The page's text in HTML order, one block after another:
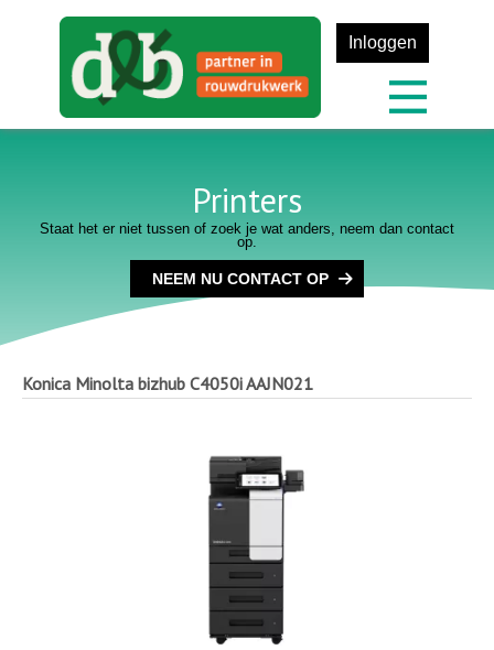
Inloggen
Printers
Staat het er niet tussen of zoek je wat anders, neem dan contact
op.
NEEM NU CONTACT OP
Konica Minolta bizhub C4050iAAJN021